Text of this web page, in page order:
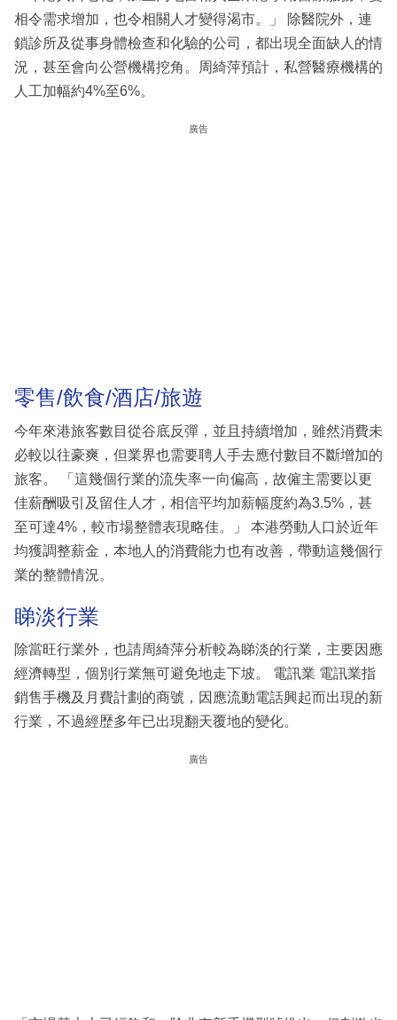
相令需求增加，也令相關人才變得渴市。」 除醫院外，連
鎖診所及從事身體檢查和化驗的公司，都出現全面缺人的情
況，甚至會向公營機構挖角。周綺萍預計，私營醫療機構的
人工加幅約4%至6%。
廣告
零售/飲食/酒店/旅遊
今年來港旅客數目從谷底反彈，並且持續增加，雖然消費未
必較以往豪爽，但業界也需要聘人手去應付數目不斷增加的
旅客。 「這幾個行業的流失率一向偏高，故僱主需要以更
佳薪酬吸引及留住人才，相信平均加薪幅度約為3.5%，甚
至可達4%，較市場整體表現略佳。」 本港勞動人口於近年
均獲調整薪金，本地人的消費能力也有改善，帶動這幾個行
業的整體情況。
睇淡行業
除當旺行業外，也請周綺萍分析較為睇淡的行業，主要因應
經濟轉型，個別行業無可避免地走下坡。 電訊業 電訊業指
銷售手機及月費計劃的商號，因應流動電話興起而出現的新
行業，不過經歴多年已出現翻天覆地的變化。
廣告